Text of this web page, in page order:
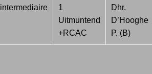
intermediaire
1
Uitmuntend
+RCAC
Dhr.
D’Hooghe
P. (B)